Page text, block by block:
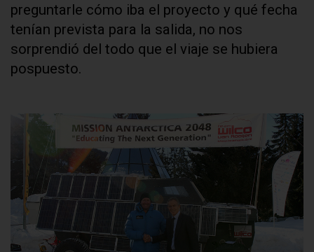
preguntarle cómo iba el proyecto y qué fecha
tenían prevista para la salida, no nos
sorprendió del todo que el viaje se hubiera
pospuesto.